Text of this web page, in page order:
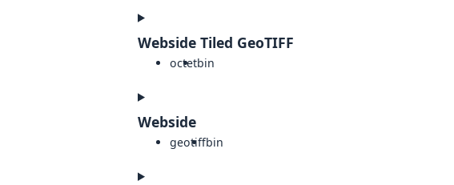
Webside Tiled GeoTIFF
octetbin
Webside
geotiffbin